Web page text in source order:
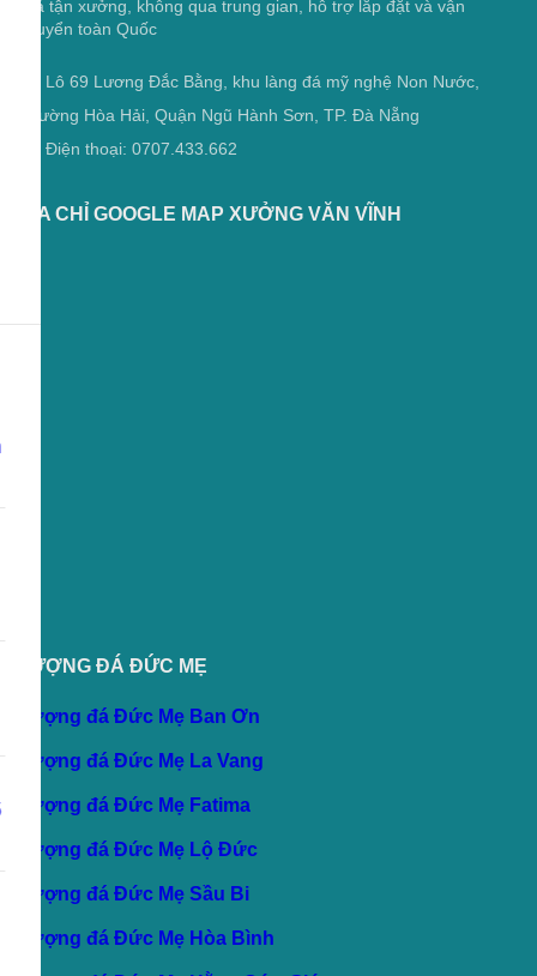
Phường Hòa Hải, Quận Ngũ Hành Sơn, TP. Đà Nẵng
Điện thoại: 0707.433.662
ĐỊA CHỈ GOOGLE MAP XƯỞNG VĂN VĨNH
Tượng đá Đức Mẹ La Vang
Tượng đá Đức Mẹ Lộ Đức
Tượng đá Đức Mẹ Sầu Bi
Tượng đá Đức Mẹ Hòa Bình
Tượng đá Đức Mẹ Hằng Cứu Giúp
Tượng đá Đức Mẹ Hồn Xác Lên Trời
Tượng đá Đức Mẹ Mân Côi